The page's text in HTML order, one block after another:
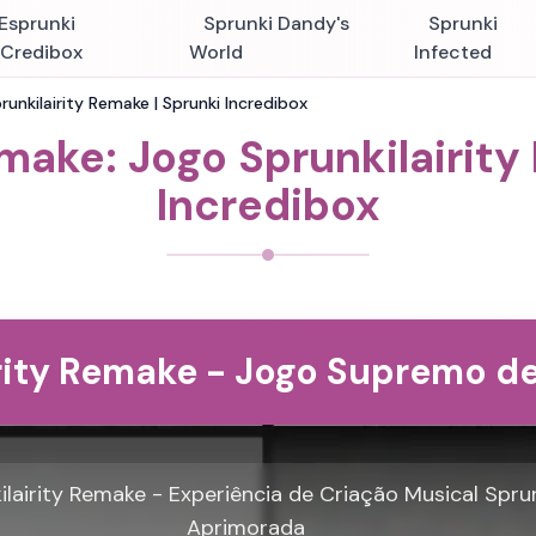
Sprunki Dandy's
World
Sprunki
Infected
Remake | Sprunki Incredibox
Jogo Sprunkilairity
Incredibox
Remake - Jogo Supremo
Remake - Experiência de Criação Musical
Aprimorada